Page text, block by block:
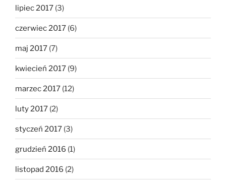
lipiec 2017 (3)
czerwiec 2017 (6)
maj 2017 (7)
kwiecień 2017 (9)
marzec 2017 (12)
luty 2017 (2)
styczeń 2017 (3)
grudzień 2016 (1)
listopad 2016 (2)